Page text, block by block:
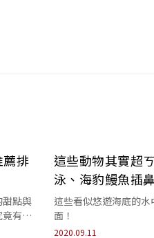
薦排
點與
有哪
這些動物其實超
泳、海豹鰻魚插
這些看似悠遊海底的
面！
2020.09.11